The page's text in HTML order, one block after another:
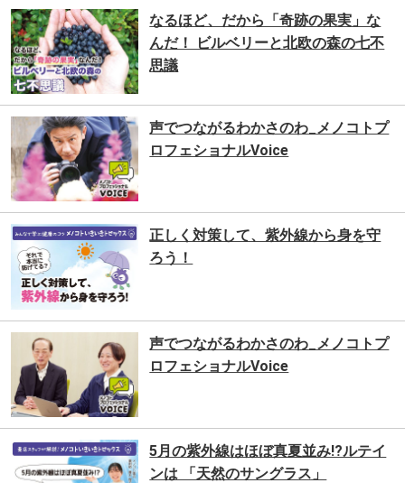
なるほど、だから「奇跡の果実」な
んだ！ ビルベリーと北欧の森の七不
思議
声でつながるわかさのわ_メノコトプ
ロフェショナルVoice
正しく対策して、紫外線から身を守
ろう！
声でつながるわかさのわ_メノコトプ
ロフェショナルVoice
5月の紫外線はほぼ真夏並み!?ルテイ
ンは 「天然のサングラス」